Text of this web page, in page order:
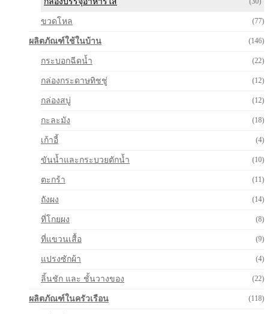
ขวดโหล (77)
ผลิตภัณฑ์ใช้ในบ้าน (146)
กระบอกฉีดน้ำ (22)
กล่องกระดาษทิชชู่ (12)
กล่องสบู่ (12)
กะละมัง (18)
เก้าอี้ (4)
ขันน้ำและกระบวยตักน้ำ (10)
ตะกร้า (11)
ถังผง (14)
ที่โกยผง (8)
ที่แขวนเสื้อ (9)
แปรงซักผ้า (4)
ลิ้นชัก และ ชั้นวางของ (22)
ผลิตภัณฑ์ในครัวเรือน (118)